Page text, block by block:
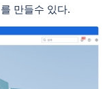
만들수 있다.